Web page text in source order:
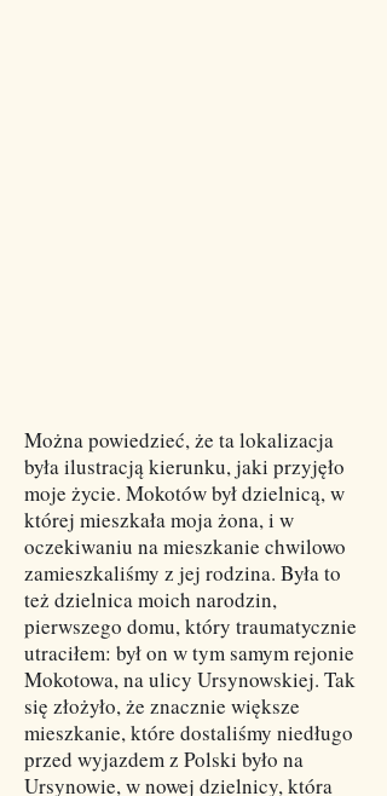
Można powiedzieć, że ta lokalizacja
była ilustracją kierunku, jaki przyjęło
moje życie. Mokotów był dzielnicą, w
której mieszkała moja żona, i w
oczekiwaniu na mieszkanie chwilowo
zamieszkaliśmy z jej rodzina. Była to
też dzielnica moich narodzin,
pierwszego domu, który traumatycznie
utraciłem: był on w tym samym rejonie
Mokotowa, na ulicy Ursynowskiej. Tak
się złożyło, że znacznie większe
mieszkanie, które dostaliśmy niedługo
przed wyjazdem z Polski było na
Ursynowie, w nowej dzielnicy, która